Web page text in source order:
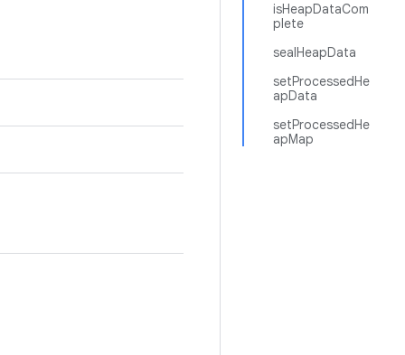
isHeapDataCom
plete
sealHeapData
setProcessedHe
apData
setProcessedHe
apMap